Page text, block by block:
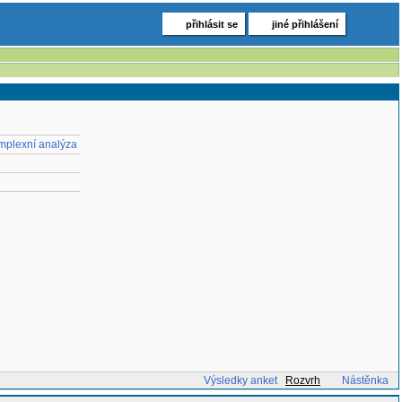
přihlásit se jiné přihlášení
analýza
Výsledky anket Rozvrh Nástěnka